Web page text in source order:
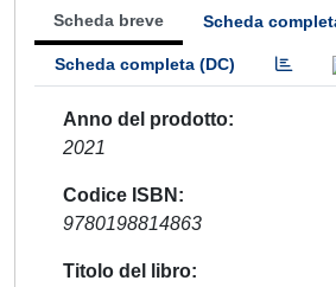
Scheda breve Scheda
Scheda completa (DC)
Anno del prodotto
2021
Codice ISBN
9780198814863
Titolo del libro